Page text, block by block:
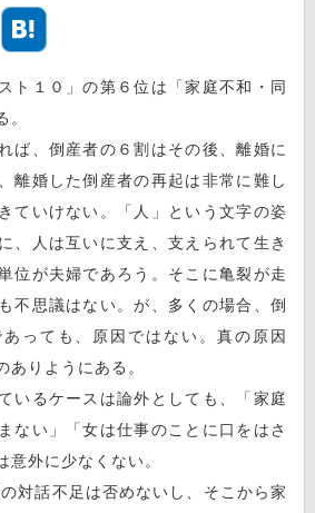
ト１０」の第６位は「家庭不和・同
ば、倒産者の６割はその後、離婚に
離婚した倒産者の再起は非常に難し
ていけない。「人」という文字の姿
、人は互いに支え、支えられて生き
位が夫婦であろう。そこに亀裂が走
不思議はない。が、多くの場合、倒
っても、原因ではない。真の原因
ありようにある。
いるケースは論外としても、「家庭
ない」「女は仕事のことに口をはさ
意外に少なくない。
対話不足は否めないし、そこから家